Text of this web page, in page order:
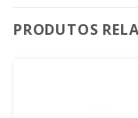
PRODUTOS